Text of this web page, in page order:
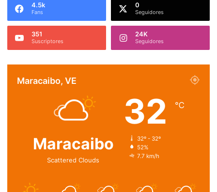
4.5k
Fans
0
Seguidores
351
Suscriptores
24K
Seguidores
Maracaibo, VE
Maracaibo
Scattered Clouds
32 ℃
32º - 32º
52%
7.7 km/h